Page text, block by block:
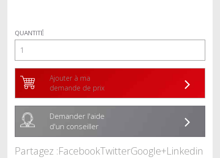
QUANTITÉ
Ajouter à ma
demande de prix
Demander l'aide
d'un conseiller
Partagez :FacebookTwitterGoogle+Linkedin